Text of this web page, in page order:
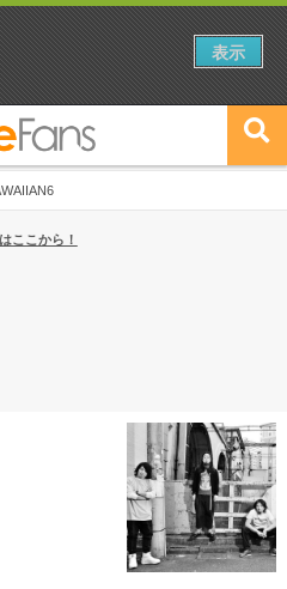
上半期編発表！
ここから！
表示